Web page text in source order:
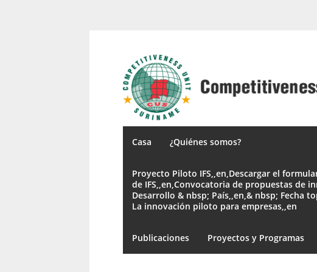
Casa ¿Quiénes somos?
Proyecto Piloto IFS,,en,Descargar el
de IFS,,en,Convocatoria de propuestas de
Desarrollo & nbsp; País,,en,& nbsp; Fecha
La innovación piloto para empresas,,en
Publicaciones Proyectos y Programas